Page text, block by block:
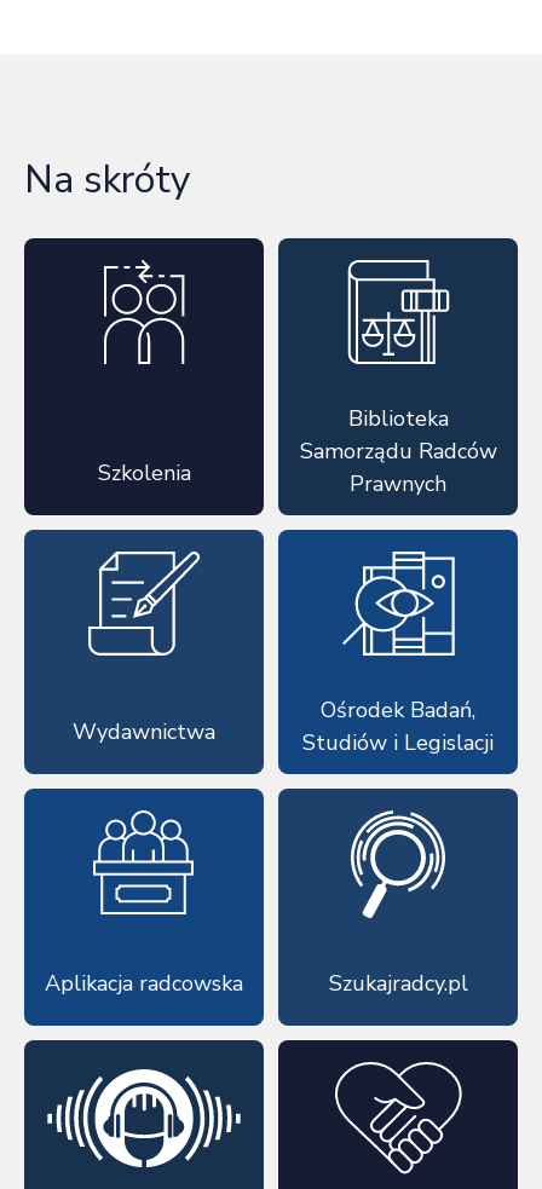
Na skróty
Szkolenia
Biblioteka
Samorządu Radców
Prawnych
Wydawnictwa
Ośrodek Badań,
Studiów i Legislacji
Aplikacja radcowska Szukajradcy.pl